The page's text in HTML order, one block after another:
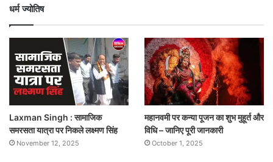
धर्म ज्योतिष
Laxman Singh : सामाजिक
समरसता यात्रा पर निकले लक्ष्मण सिंह
November 12, 2025
महानवमी पर कन्या पूजन का शुभ मुहूर्त और
विधि – जानिए पूरी जानकारी
October 1, 2025